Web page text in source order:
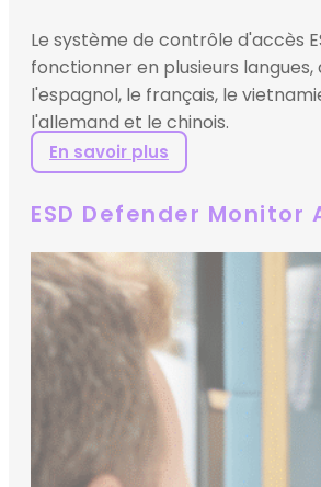
Le système de contrôle d'accès
fonctionner en plusieurs langues,
l'espagnol, le français, le
l'allemand et le chinois.
En savoir plus
ESD Defender Monitor